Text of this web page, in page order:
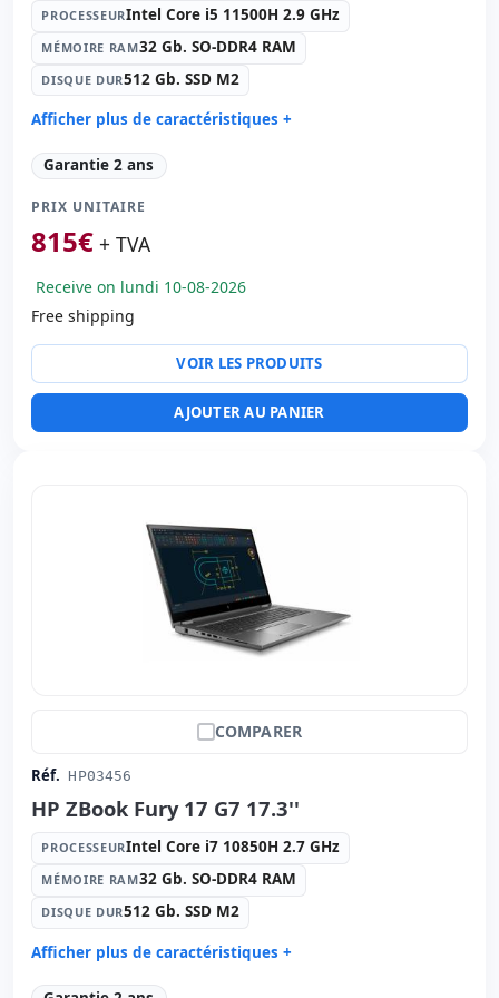
PROCESSEURIntel Core i5 11500H 2.9 GHz
MÉMOIRE RAM32 Gb. SO-DDR4 RAM
DISQUE DUR512 Gb. SSD M2
Afficher plus de caractéristiques +
Processeur: Intel Core i5 11500H 2.9 GHz.
Mémoire RAM:
Disque dur: 512 Gb. SSD M2
Graphique: nVidia RTX A2000 4 GB GDDR6
Réseau: Intel Connection L219-LM
Système opératif:
Ports: 2x USB-C · 3x USB 3.1
IPS 17.3 '' FullHD 16: 9 · Résolution 1920x1080
Multimédias: Webcam · Lecteur SD · Lecteur
Clavier numérique
hR emballage
40x27x3 cm.
Garantie 2 ans
PRIX UNITAIRE
815€ + TVA
Receive on lundi 10-08-2026
Free shipping
VOIR LES PRODUITS
AJOUTER AU PANIER
COMPARER
Réf. HP03456
HP ZBook Fury 17 G7 17.3''
PROCESSEURIntel Core i7 10850H 2.7 GHz
MÉMOIRE RAM32 Gb. SO-DDR4 RAM
DISQUE DUR512 Gb. SSD M2
Afficher plus de caractéristiques +
Processeur: Intel Core i7 10850H 2.7 GHz.